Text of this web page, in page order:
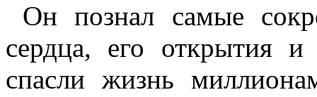
Он познал самые
сердца, его открытия и
спасли жизнь